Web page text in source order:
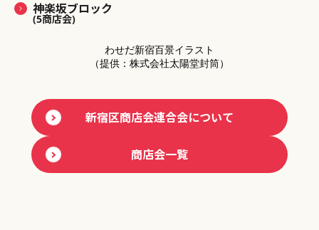
神楽坂ブロック
(5商店会)
わせだ新宿百景イラスト
（提供：株式会社太陽堂封筒）
新宿区商店会連合会について
商店会一覧